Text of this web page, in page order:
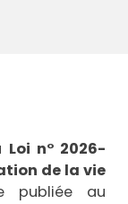
Loi n° 2026-
de la vie
publiée au